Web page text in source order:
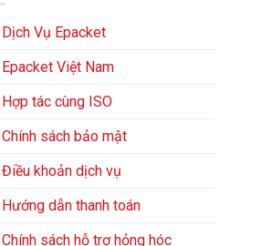
Dịch Vụ Epacket
Epacket Việt Nam
Hợp tác cùng ISO
Chính sách bảo mật
Điều khoản dịch vụ
Hướng dẫn thanh toán
Chính sách hỗ trợ hỏng hóc